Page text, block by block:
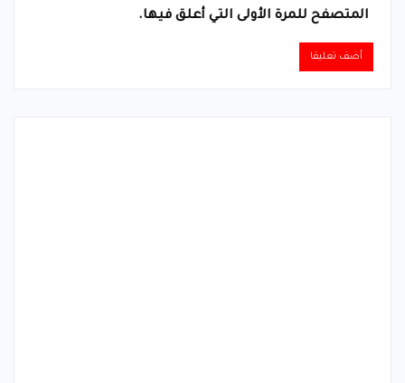
المتصفح للمرة الأولى التي أعلق فيها.